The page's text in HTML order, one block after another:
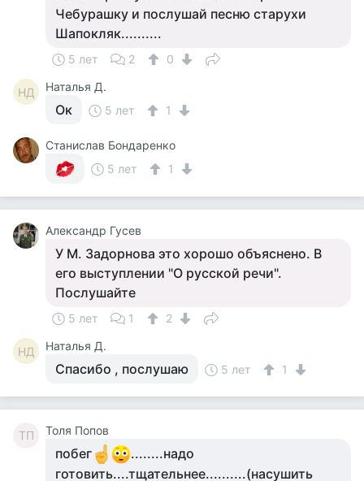
Чебурашку и послушай песню старухи
Шапокляк..........
5 лет 2 0
НД Наталья Д.
Ок 5 лет 1
Станислав Бондаренко
5 лет
1
Александр Гусев
У М. Задорнова это хорошо объяснено. В
его выступлении "О русской речи".
Послушайте
5 лет 1 2
НД Наталья Д.
Спасибо , послушаю 5 лет 1
ТП Толя Попов
побег
........надо
готовить....тщательнее..........(насушить